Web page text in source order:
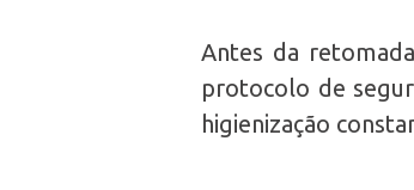
Antes da
protocolo de
higienização